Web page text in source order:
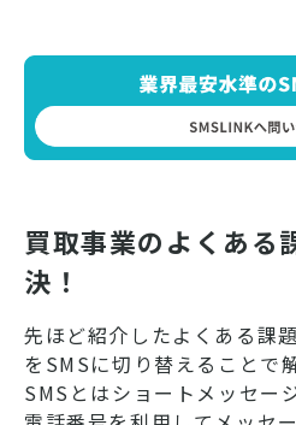
買取事業のよくある
決！
先ほど紹介したよくある課
をSMSに切り替えることで
SMSとはショートメッセー